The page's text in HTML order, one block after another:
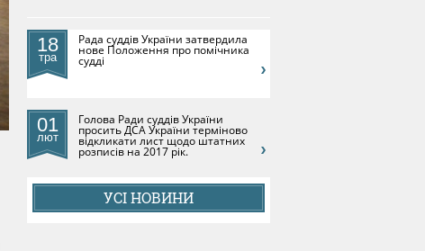
18
тра
Рада суддів України затвердила
нове Положення про помічника
судді
01
лют
Голова Ради суддів України
просить ДСА України терміново
відкликати лист щодо штатних
розписів на 2017 рік.
УСІ НОВИНИ